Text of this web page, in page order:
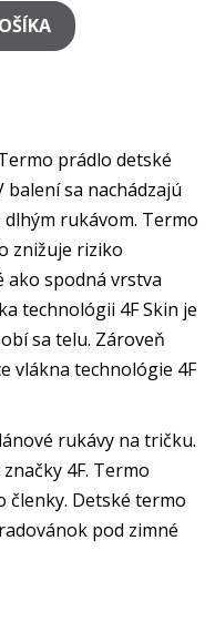
prádlo detské
balení sa nachádzajú
rukávom. Termo
znižuje riziko
ako spodná vrstva
technológii 4F Skin je
sa telu. Zároveň
vlákna technológie 4F
rukávy na tričku.
4F. Termo
členky. Detské termo
pod zimné